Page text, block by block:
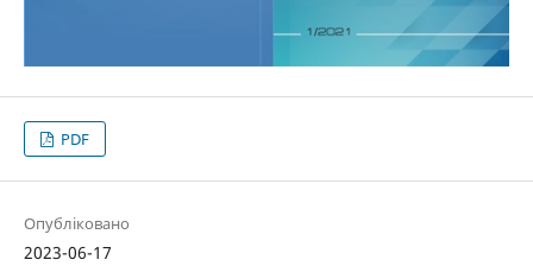
PDF
Опубліковано
2023-06-17